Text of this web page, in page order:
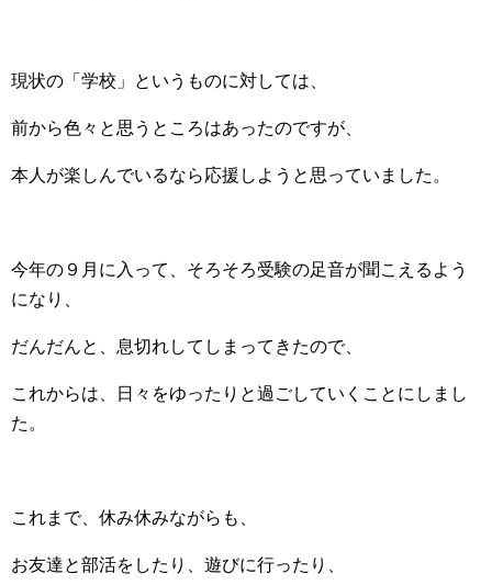
現状の「学校」というものに対しては、
前から色々と思うところはあったのですが、
本人が楽しんでいるなら応援しようと思っていました。
今年の９月に入って、そろそろ受験の足音が聞こえるよう
になり、
だんだんと、息切れしてしまってきたので、
これからは、日々をゆったりと過ごしていくことにしまし
た。
これまで、休み休みながらも、
お友達と部活をしたり、遊びに行ったり、